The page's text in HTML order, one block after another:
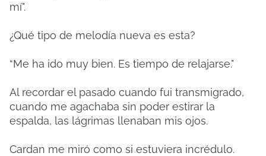
mí".
¿Qué tipo de melodía nueva es esta?
“Me ha ido muy bien. Es tiempo de relajarse."
Al recordar el pasado cuando fui transmigrado,
cuando me agachaba sin poder estirar la
espalda, las lágrimas llenaban mis ojos.
Cardan me miró como si estuviera incrédulo.